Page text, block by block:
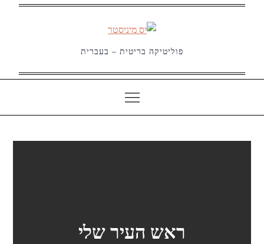
פוליטיקה בריטית – בעברית
ראש העיר שלי